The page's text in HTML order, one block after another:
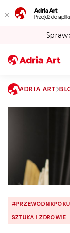
Adria Art
Przejdź do
ADRIA ART
SZTUKA I ZDROWIE